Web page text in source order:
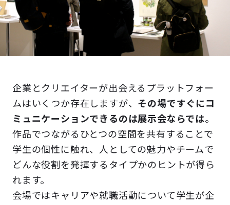
企業とクリエイターが出会えるプラットフォー
ムはいくつか存在しますが、 その場ですぐにコ
ミュニケーションできるのは展示会ならでは。
作品でつながるひとつの空間を共有することで
学生の個性に触れ、人としての魅力やチームで
どんな役割を発揮するタイプかのヒントが得ら
れます。
会場ではキャリアや就職活動について学生が企